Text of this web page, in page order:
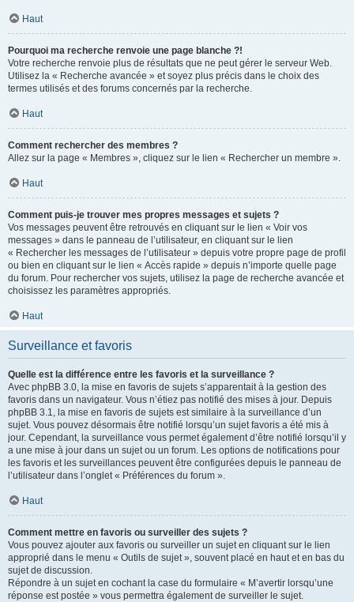
Haut
Pourquoi ma recherche renvoie une page blanche ?!
Votre recherche renvoie plus de résultats que ne peut gérer le serveur Web.
Utilisez la « Recherche avancée » et soyez plus précis dans le choix des
termes utilisés et des forums concernés par la recherche.
Haut
Comment rechercher des membres ?
Allez sur la page « Membres », cliquez sur le lien « Rechercher un membre ».
Haut
Comment puis-je trouver mes propres messages et sujets ?
Vos messages peuvent être retrouvés en cliquant sur le lien « Voir vos
messages » dans le panneau de l’utilisateur, en cliquant sur le lien
« Rechercher les messages de l’utilisateur » depuis votre propre page de profil
ou bien en cliquant sur le lien « Accès rapide » depuis n’importe quelle page
du forum. Pour rechercher vos sujets, utilisez la page de recherche avancée et
choisissez les paramètres appropriés.
Haut
Surveillance et favoris
Quelle est la différence entre les favoris et la surveillance ?
Avec phpBB 3.0, la mise en favoris de sujets s’apparentait à la gestion des
favoris dans un navigateur. Vous n’étiez pas notifié des mises à jour. Depuis
phpBB 3.1, la mise en favoris de sujets est similaire à la surveillance d’un
sujet. Vous pouvez désormais être notifié lorsqu’un sujet favoris a été mis à
jour. Cependant, la surveillance vous permet également d’être notifié lorsqu’il y
a une mise à jour dans un sujet ou un forum. Les options de notifications pour
les favoris et les surveillances peuvent être configurées depuis le panneau de
l’utilisateur dans l’onglet « Préférences du forum ».
Haut
Comment mettre en favoris ou surveiller des sujets ?
Vous pouvez ajouter aux favoris ou surveiller un sujet en cliquant sur le lien
approprié dans le menu « Outils de sujet », souvent placé en haut et en bas du
sujet de discussion.
Répondre à un sujet en cochant la case du formulaire « M’avertir lorsqu’une
réponse est postée » vous permettra également de surveiller le sujet.